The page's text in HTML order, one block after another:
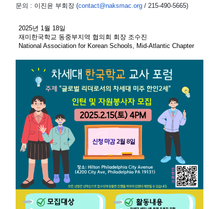
문의 : 이진윤 부회장 (contact@naksmac.org / 215-490-5665)
2025년 1월 18일
재미한국학교 동중부지역 협의회 회장 조수진
National Association for Korean Schools, Mid-Atlantic Chapter